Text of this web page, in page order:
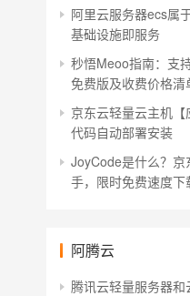
阿里云服务器ecs属
基础设施即服务
秒悟Meoo指南：支
免费版及收费价格清
京东云轻量云主机
代码自动部署安装
JoyCode是什么？京
手，限时免费速度下
阿腾云
腾讯云轻量服务器